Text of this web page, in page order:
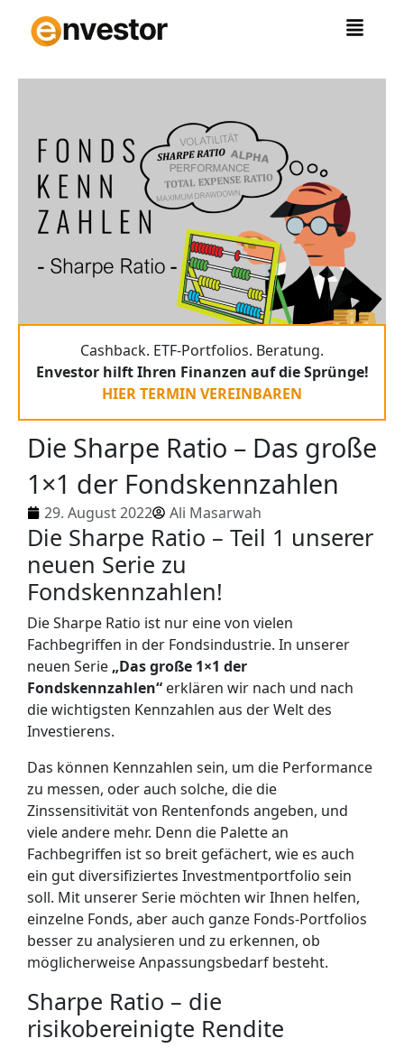
Inhalt
springen
Cashback. ETF-Portfolios. Beratung.
Envestor hilft Ihren Finanzen auf die Sprünge!
HIER TERMIN VEREINBAREN
Die Sharpe Ratio – Das große
1×1 der Fondskennzahlen
29. August 2022 Ali Masarwah
Die Sharpe Ratio – Teil 1 unserer
neuen Serie zu
Fondskennzahlen!
Die Sharpe Ratio ist nur eine von vielen
Fachbegriffen in der Fondsindustrie. In unserer
neuen Serie „Das große 1×1 der
Fondskennzahlen“ erklären wir nach und nach
die wichtigsten Kennzahlen aus der Welt des
Investierens.
Das können Kennzahlen sein, um die Performance
zu messen, oder auch solche, die die
Zinssensitivität von Rentenfonds angeben, und
viele andere mehr. Denn die Palette an
Fachbegriffen ist so breit gefächert, wie es auch
ein gut diversifiziertes Investmentportfolio sein
soll. Mit unserer Serie möchten wir Ihnen helfen,
einzelne Fonds, aber auch ganze Fonds-Portfolios
besser zu analysieren und zu erkennen, ob
möglicherweise Anpassungsbedarf besteht.
Sharpe Ratio – die
risikobereinigte Rendite